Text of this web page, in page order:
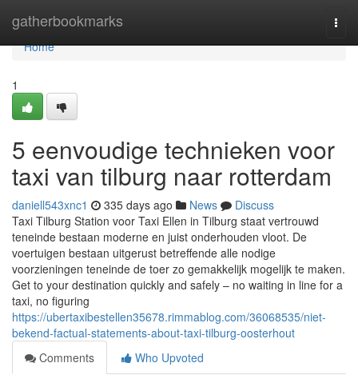
gatherbookmarks
Home
Home
1
5 eenvoudige technieken voor
taxi van tilburg naar rotterdam
daniell543xnc1 335 days ago News
Discuss
Taxi Tilburg Station voor Taxi Ellen in Tilburg staat vertrouwd
teneinde bestaan moderne en juist onderhouden vloot. De
voertuigen bestaan uitgerust betreffende alle nodige
voorzieningen teneinde de toer zo gemakkelijk mogelijk te maken.
Get to your destination quickly and safely – no waiting in line for a
taxi, no figuring
https://ubertaxibestellen35678.rimmablog.com/36068535/niet-
bekend-factual-statements-about-taxi-tilburg-oosterhout
Comments
Who Upvoted